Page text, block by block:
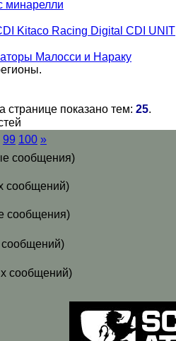
минарелли
Kitaco Racing Digital CDI UNIT
Малосси и Нараку
странице показано тем: 25.
99 100 »
сообщения)
сообщений)
сообщения)
сообщений)
сообщений)